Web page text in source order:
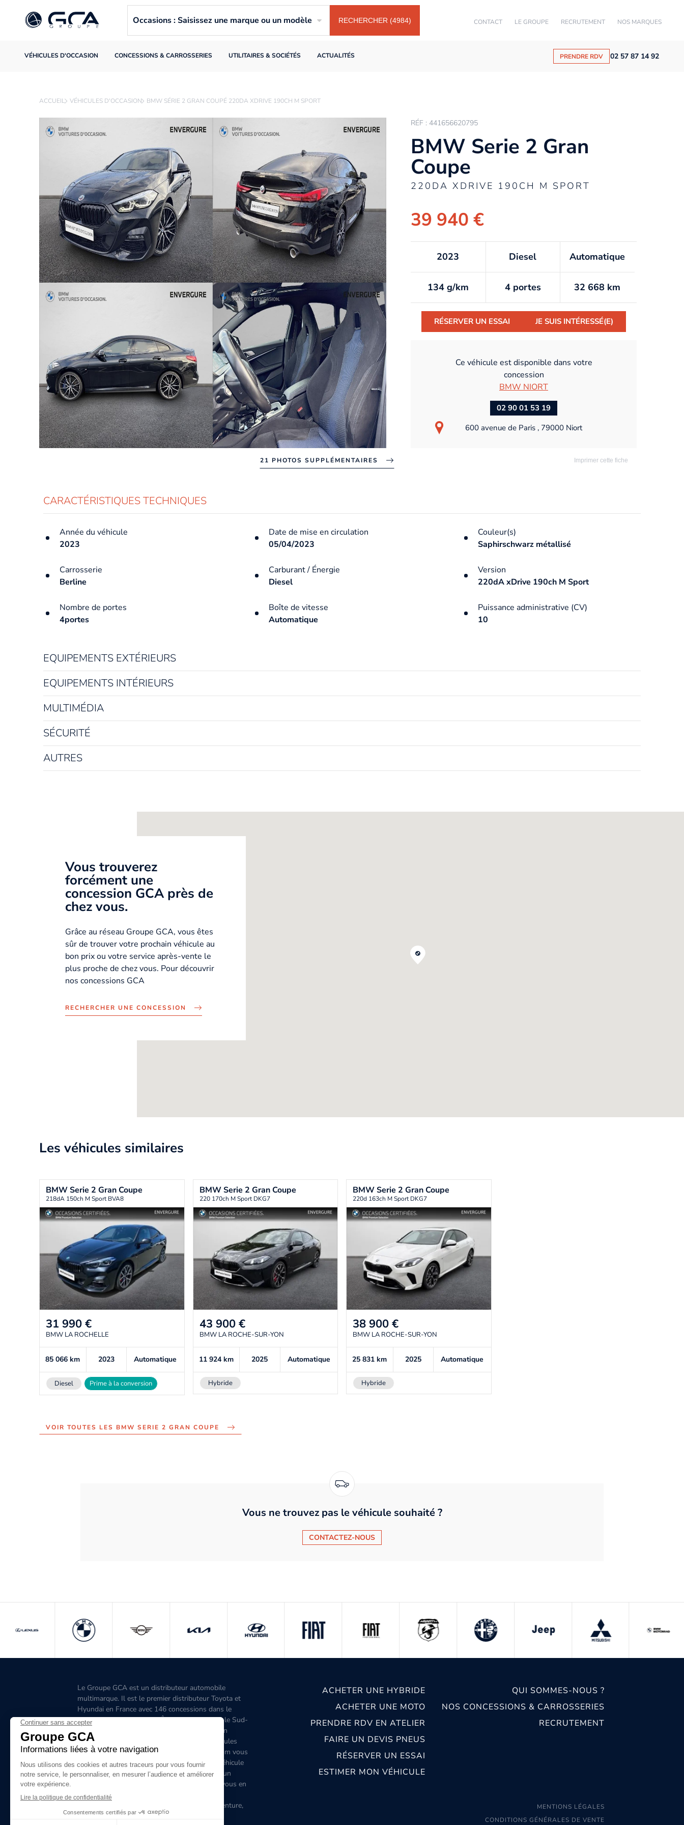
CONTACT LE GROUPE RECRUTEMENT NOS MARQUES
VÉHICULES D'OCCASION CONCESSIONS & CARROSSERIES UTILITAIRES & SOCIÉTÉS ACTUALITÉS PRENDRE RDV 02 57 87 14 92
Occasions : Saisissez une marque ou un modèle RECHERCHER (4984)
ACCUEIL VÉHICULES D'OCCASION BMW SÉRIE 2 GRAN COUPÉ 220DA XDRIVE 190CH M SPORT
21 PHOTOS SUPPLÉMENTAIRES
RÉF : 441656620795
BMW Serie 2 Gran
Coupe
220DA XDRIVE 190CH M SPORT
39 940 €
2023 Diesel Automatique
134 g/km 4 portes 32 668 km
RÉSERVER UN ESSAI JE SUIS INTÉRESSÉ(E)
Ce véhicule est disponible dans votre
concession
BMW NIORT
02 90 01 53 19
600 avenue de Paris , 79000 Niort
Imprimer cette fiche
CARACTÉRISTIQUES TECHNIQUES
Année du véhicule
2023
Date de mise en circulation
05/04/2023
Couleur(s)
Saphirschwarz métallisé
Carrosserie
Berline
Carburant / Énergie
Diesel
Version
220dA xDrive 190ch M Sport
Nombre de portes
4portes
Boîte de vitesse
Automatique
Puissance administrative (CV)
10
EQUIPEMENTS EXTÉRIEURS
EQUIPEMENTS INTÉRIEURS
MULTIMÉDIA
SÉCURITÉ
AUTRES
Vous trouverez
forcément une
concession GCA près de
chez vous.
Grâce au réseau Groupe GCA, vous êtes
sûr de trouver votre prochain véhicule au
bon prix ou votre service après-vente le
plus proche de chez vous. Pour découvrir
nos concessions GCA
RECHERCHER UNE CONCESSION
Les véhicules similaires
BMWSerie 2 Gran Coupe
218dA 150ch M Sport BVA8
31 990 €
BMW LA ROCHELLE
85 066km 2023 Automatique
Diesel Prime à la conversion
BMWSerie 2 Gran Coupe
220 170ch M Sport DKG7
43 900 €
BMW LA ROCHE-SUR-YON
11 924 km 2025 Automatique
Hybride
BMWSerie 2 Gran Coupe
220d 163ch M Sport DKG7
38 900 €
BMW LA ROCHE-SUR-YON
25 831km 2025 Automatique
Hybride
VOIR TOUTES LES BMW SERIE 2 GRAN COUPE
Vous ne trouvez pas le véhicule souhaité ?
CONTACTEZ-NOUS
Le Groupe GCA est un distributeur automobile
multimarque. Il est le premier distributeur Toyota et
Hyundai en France avec 146 concessions dans le
Grand-Ouest, l’Aquitaine, l'Île-de-France, l'Est, le Sud-
Ouest, le Sud-Est, la Corse et 6 concessions en
Belgique. C'est le premier distributeur de véhicules
hybrides en France. Le site www.groupegca.com vous
permet de trouver facilement votre prochain véhicule
d'occasion. Le réseau Groupe GCA c'est aussi un
service après-vente de qualité, prenez rendez-vous en
ligne.
Le Groupe GCA recrute, lancez-vous dans l'aventure,
envoyez dès à présent votre candidature
ACHETER UNE HYBRIDE
ACHETER UNE MOTO
PRENDRE RDV EN ATELIER
FAIRE UN DEVIS PNEUS
RÉSERVER UN ESSAI
ESTIMER MON VÉHICULE
QUI SOMMES-NOUS ?
NOS CONCESSIONS & CARROSSERIES
RECRUTEMENT
MENTIONS LÉGALES
CONDITIONS GÉNÉRALES DE VENTE